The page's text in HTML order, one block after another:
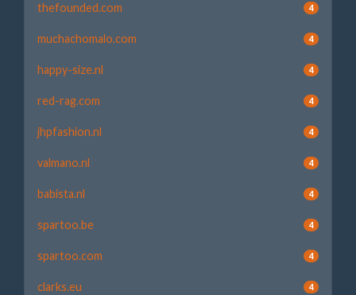
thefounded.com 4
muchachomalo.com 4
happy-size.nl 4
red-rag.com 4
jhpfashion.nl 4
valmano.nl 4
babista.nl 4
spartoo.be 4
spartoo.com 4
clarks.eu 4